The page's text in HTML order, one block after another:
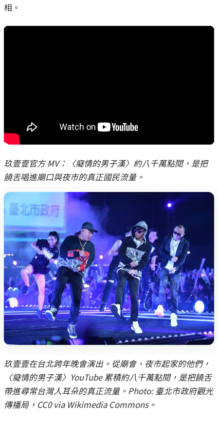
相。
玖壹壹官方 MV：〈癡情的男子漢〉約八千萬點閱，是把
饒舌唱進廟口與夜市的真正國民流量。
玖壹壹在台北跨年晚會演出。從廟會、夜市起家的他們，
〈癡情的男子漢〉YouTube 累積約八千萬點閱，是把饒舌
帶進尋常台灣人耳朵的真正流量。Photo: 臺北市政府觀光
傳播局，CC0 via Wikimedia Commons。